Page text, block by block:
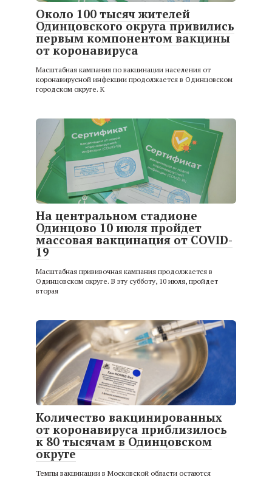
Около 100 тысяч жителей
Одинцовского округа привились
первым компонентом вакцины
от коронавируса
Масштабная кампания по вакцинации населения от
коронавирусной инфекции продолжается в Одинцовском
городском округе. К
На центральном стадионе
Одинцово 10 июля пройдет
массовая вакцинация от COVID-
19
Масштабная прививочная кампания продолжается в
Одинцовском округе. В эту субботу, 10 июля, пройдет
вторая
Количество вакцинированных
от коронавируса приблизилось
к 80 тысячам в Одинцовском
округе
Темпы вакцинации в Московской области остаются